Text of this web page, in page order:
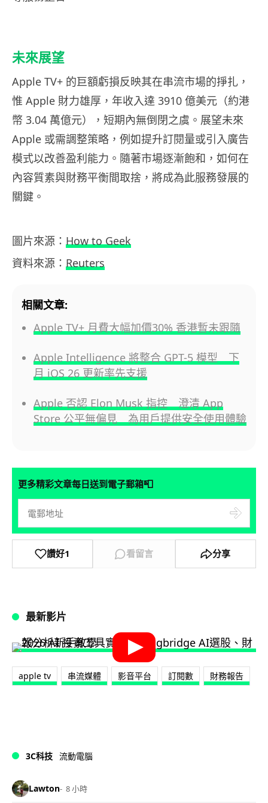
未來展望
Apple TV+ 的巨額虧損反映其在串流市場的掙扎，
惟 Apple 財力雄厚，年收入達 3910 億美元（約港
幣 3.04 萬億元），短期內無倒閉之虞。展望未來
Apple 或需調整策略，例如提升訂閱量或引入廣告
模式以改善盈利能力。隨著市場逐漸飽和，如何在
內容質素與財務平衡間取捨，將成為此服務發展的
關鍵。
圖片來源： How to Geek
資料來源： Reuters
相關文章:
Apple TV+ 月費大幅加價30% 香港暫未跟隨
Apple Intelligence 將整合 GPT-5 模型 下
月 iOS 26 更新率先支援
Apple 否認 Elon Musk 指控 澄清 App
Store 公平無偏見 為用戶提供安全使用體驗
更多精彩文章每日送到電子郵箱📮
讚好1 看留言 分享
最新影片
apple tv 串流媒體 影音平台 訂閱數 財務報告
3C科技 流動電腦
Lawton 8 小時